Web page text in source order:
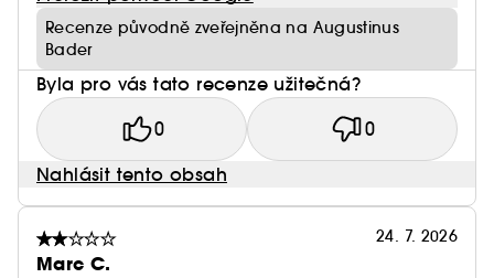
Recenze původně zveřejněna na Augustinus
Bader
Byla pro vás tato recenze užitečná?
0 0
Nahlásit tento obsah
24. 7. 2026
Marc C.